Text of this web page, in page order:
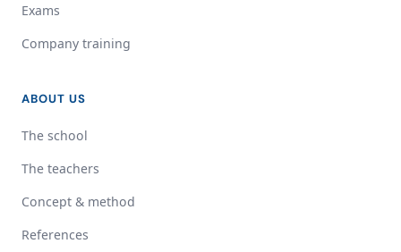
Exams
Company training
ABOUT US
The school
The teachers
Concept & method
References